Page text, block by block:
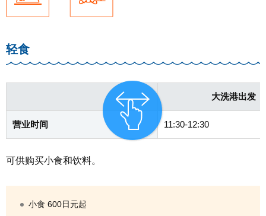
轻食
大洗港出发
营业时间 11:30-12:30
可供购买小食和饮料。
小食 600日元起